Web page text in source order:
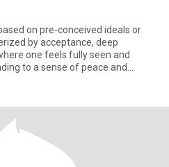
on pre-conceived ideals or
by acceptance, deep
one feels fully seen and
to a sense of peace and